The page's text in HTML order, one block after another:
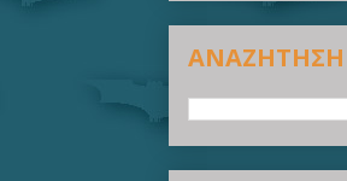
ΑΝΑΖΗΤΗΣΗ